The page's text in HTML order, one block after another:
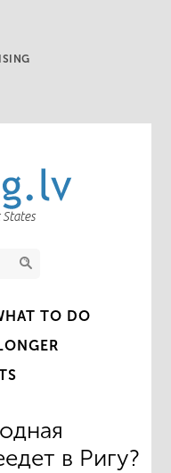
States
TO DO
в Ригу?